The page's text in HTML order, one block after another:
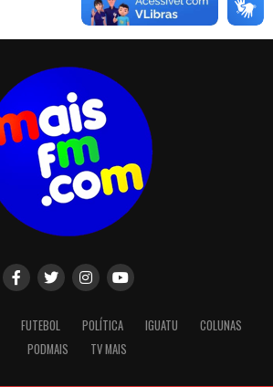
FUTEBOL POLÍTICA IGUATU
COLUNAS
PODMAIS
TV MAIS